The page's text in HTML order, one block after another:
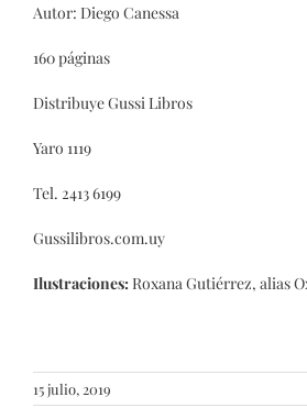
Autor: Diego Canessa
160 páginas
Distribuye Gussi Libros
Yaro 1119
Tel. 2413 6199
Gussilibros.com.uy
Ilustraciones:Roxana Gutiérrez, alias
15 julio, 2019